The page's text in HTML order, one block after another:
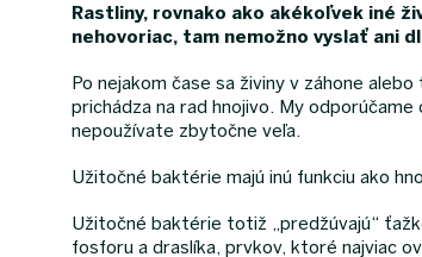
Rastliny, rovnako ako akékoľvek iné
nehovoriac, tam nemožno vyslať ani
Po nejakom čase sa živiny v záhone
prichádza na rad hnojivo. My
nepoužívate zbytočne veľa.
Užitočné baktérie majú inú funkciu ako
Užitočné baktérie totiž „predžúvajú“
fosforu a draslíka, prvkov, ktoré najviac